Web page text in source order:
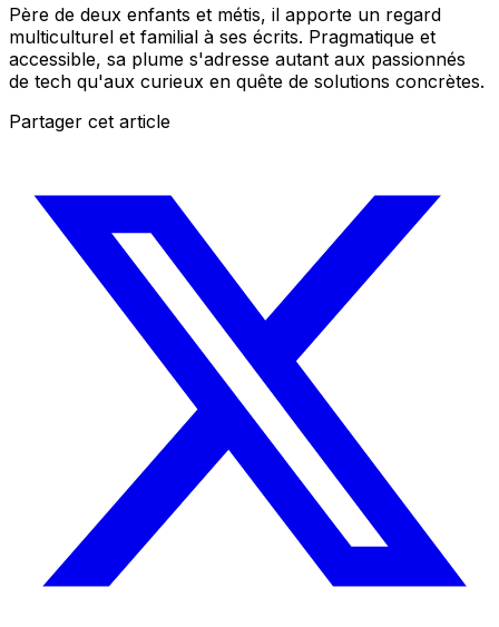
Père de deux enfants et métis, il apporte un regard
multiculturel et familial à ses écrits. Pragmatique et
accessible, sa plume s'adresse autant aux passionnés
de tech qu'aux curieux en quête de solutions concrètes.
Partager cet article